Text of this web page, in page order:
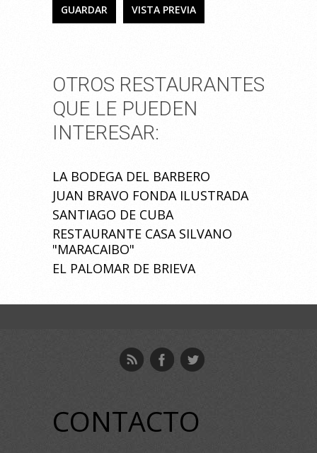
OTROS RESTAURANTES
QUE LE PUEDEN
INTERESAR:
LA BODEGA DEL BARBERO
JUAN BRAVO FONDA ILUSTRADA
SANTIAGO DE CUBA
RESTAURANTE CASA SILVANO
"MARACAIBO"
EL PALOMAR DE BRIEVA
CONTACTO